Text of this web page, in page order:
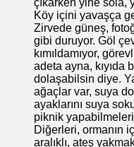
Köy içini yavaşça
Zirvede güneş,
gibi duruyor. Göl
kımıldamıyor,
adeta ayna, kıyıda
dolaşabilsin diye.
ağaçlar var, suya
ayaklarını suya
piknik
Diğerleri, ormanın
aralıklı, ateş